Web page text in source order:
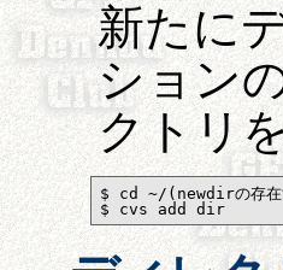
新たに
ション
クトリ
$ cd ~/(newdirの存在
$ cvs add dir